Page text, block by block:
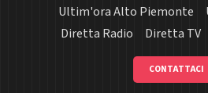
Ultim'ora Alto Piemonte
Diretta Radio
Diretta TV
CONTATTACI